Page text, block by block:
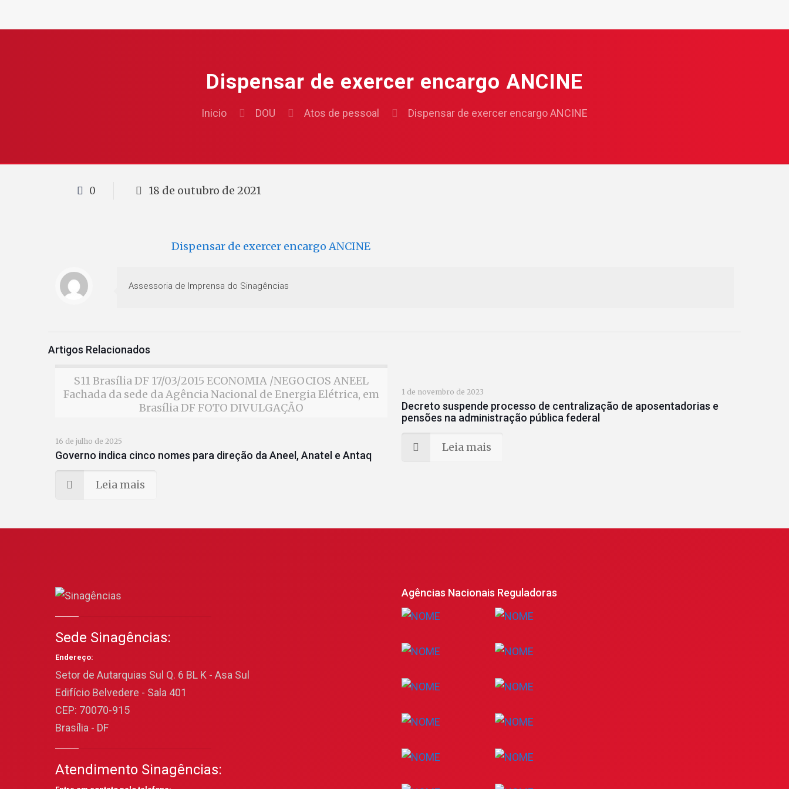
Dispensar de exercer encargo ANCINE
Inicio DOU Atos de pessoal Dispensar de exercer encargo ANCINE
0 18 de outubro de 2021
Dispensar de exercer encargo ANCINE
Assessoria de Imprensa do Sinagências
Artigos Relacionados
S11 Brasília DF 17/03/2015 ECONOMIA /NEGOCIOS ANEEL
Fachada da sede da Agência Nacional de Energia Elétrica, em
Brasília DF FOTO DIVULGAÇÃO
16 de julho de 2025
Governo indica cinco nomes para direção da Aneel, Anatel e Antaq
Leia mais
1 de novembro de 2023
Decreto suspende processo de centralização de aposentadorias e
pensões na administração pública federal
Leia mais
Sede Sinagências:
Endereço:
Setor de Autarquias Sul Q. 6 BL K - Asa Sul
Edifício Belvedere - Sala 401
CEP: 70070-915
Brasília - DF
Atendimento Sinagências:
Agências Nacionais Reguladoras